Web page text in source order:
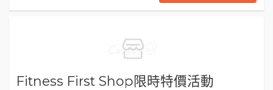
Fitness First Shop限時特價活動